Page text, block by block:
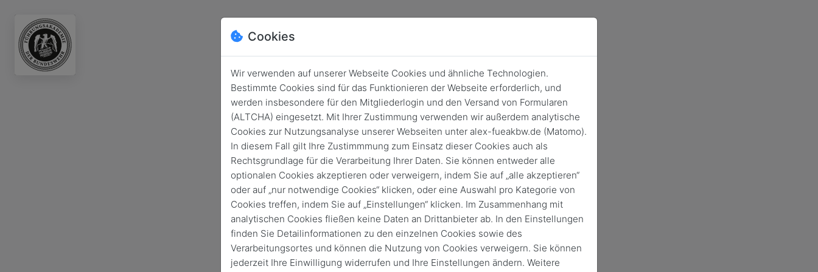
Login
Keine Zugangsdaten?
Cookies
Wir verwenden auf unserer Webseite Cookies und ähnliche Technologien.
Bestimmte Cookies sind für das Funktionieren der Webseite erforderlich, und
werden insbesondere für den Mitgliederlogin und den Versand von Formularen
(ALTCHA) eingesetzt. Mit Ihrer Zustimmung verwenden wir außerdem analytische
Cookies zur Nutzungsanalyse unserer Webseiten unter alex-fueakbw.de (Matomo).
In diesem Fall gilt Ihre Zustimmmung zum Einsatz dieser Cookies auch als
Rechtsgrundlage für die Verarbeitung Ihrer Daten. Sie können entweder alle
optionalen Cookies akzeptieren oder verweigern, indem Sie auf „alle akzeptieren“
oder auf „nur notwendige Cookies“ klicken, oder eine Auswahl pro Kategorie von
Cookies treffen, indem Sie auf „Einstellungen“ klicken. Im Zusammenhang mit
analytischen Cookies fließen keine Daten an Drittanbieter ab. In den Einstellungen
finden Sie Detailinformationen zu den einzelnen Cookies sowie des
Verarbeitungsortes und können die Nutzung von Cookies verweigern. Sie können
jederzeit Ihre Einwilligung widerrufen und Ihre Einstellungen ändern. Weitere